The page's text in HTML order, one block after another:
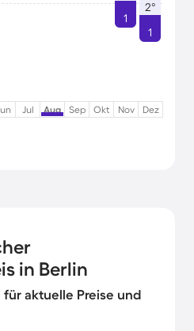
1
2°
1
Jul Aug Sep Okt Nov Dez
in Berlin
aktuelle Preise und